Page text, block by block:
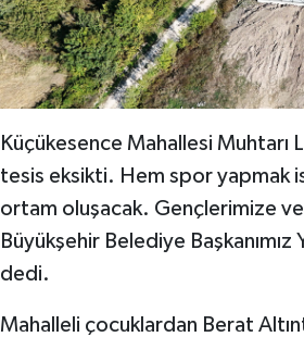
Küçükesence Mahallesi
tesis eksikti. Hem spor yapmak
ortam oluşacak. Gençlerimize ve
Büyükşehir Belediye
dedi.
Mahalleli çocuklardan Berat